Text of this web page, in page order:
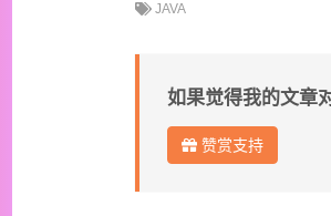
JAVA
如果觉得我的文章
赞赏支持